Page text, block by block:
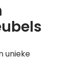
unieke